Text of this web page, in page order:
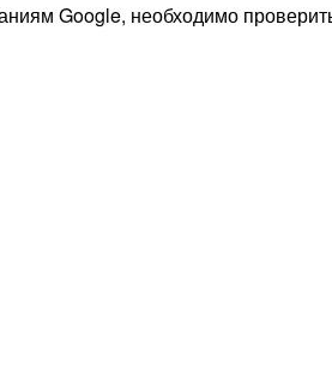
Google, необходимо